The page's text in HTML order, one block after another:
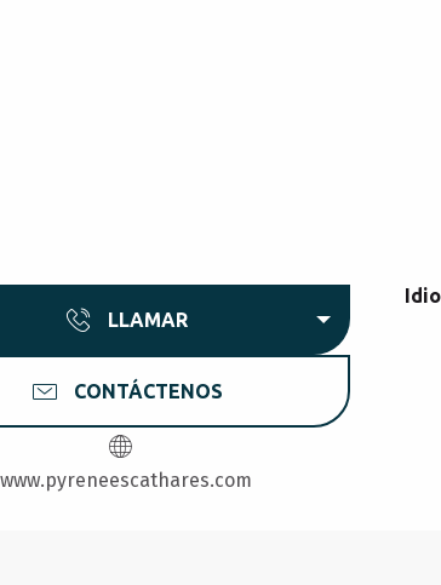
LLAMAR
CONTÁCTENOS
www.pyreneescathares.com